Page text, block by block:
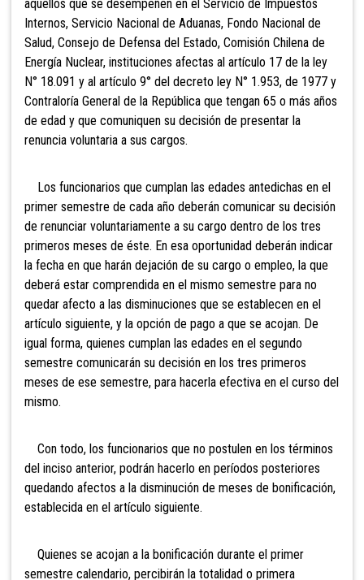
aquellos que se desempeñen en el Servicio de Impuestos
Internos, Servicio Nacional de Aduanas, Fondo Nacional de
Salud, Consejo de Defensa del Estado, Comisión Chilena de
Energía Nuclear, instituciones afectas al artículo 17 de la ley
N° 18.091 y al artículo 9° del decreto ley N° 1.953, de 1977 y
Contraloría General de la República que tengan 65 o más años
de edad y que comuniquen su decisión de presentar la
renuncia voluntaria a sus cargos.
Los funcionarios que cumplan las edades antedichas en el
primer semestre de cada año deberán comunicar su decisión
de renunciar voluntariamente a su cargo dentro de los tres
primeros meses de éste. En esa oportunidad deberán indicar
la fecha en que harán dejación de su cargo o empleo, la que
deberá estar comprendida en el mismo semestre para no
quedar afecto a las disminuciones que se establecen en el
artículo siguiente, y la opción de pago a que se acojan. De
igual forma, quienes cumplan las edades en el segundo
semestre comunicarán su decisión en los tres primeros
meses de ese semestre, para hacerla efectiva en el curso del
mismo.
Con todo, los funcionarios que no postulen en los términos
del inciso anterior, podrán hacerlo en períodos posteriores
quedando afectos a la disminución de meses de bonificación,
establecida en el artículo siguiente.
Quienes se acojan a la bonificación durante el primer
semestre calendario, percibirán la totalidad o primera